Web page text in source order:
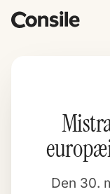
Den 30.